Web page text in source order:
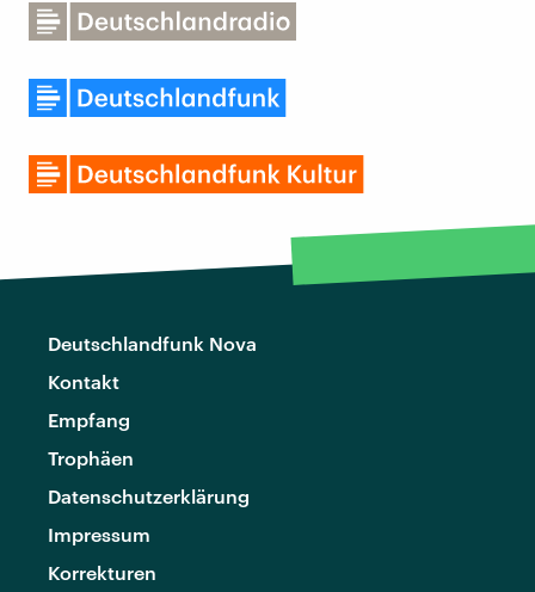
Deutschlandfunk Nova
Kontakt
Empfang
Trophäen
Datenschutzerklärung
Impressum
Korrekturen